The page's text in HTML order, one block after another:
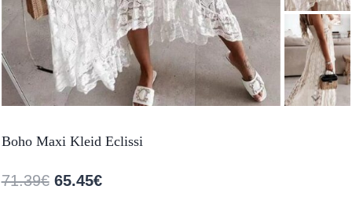
Boho Maxi Kleid Eclissi
71.39€ Ursprünglicher
65.45€Aktueller